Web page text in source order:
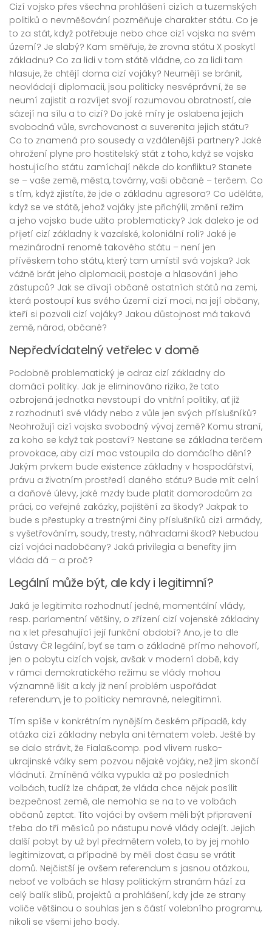
Cizí vojsko přes všechna prohlášení cizích a tuzemských
politiků o nevměšování pozměňuje charakter státu. Co je
to za stát, když potřebuje nebo chce cizí vojska na svém
území? Je slabý? Kam směřuje, že zrovna státu X poskytl
základnu? Co za lidi v tom státě vládne, co za lidi tam
hlasuje, že chtějí doma cizí vojáky? Neumějí se bránit,
neovládají diplomacii, jsou politicky nesvéprávní, že se
neumí zajistit a rozvíjet svojí rozumovou obratností, ale
sázejí na sílu a to cizí? Do jaké míry je oslabena jejich
svobodná vůle, svrchovanost a suverenita jejich státu?
Co to znamená pro sousedy a vzdálenější partnery? Jaké
ohrožení plyne pro hostitelský stát z toho, když se vojska
hostujícího státu zamíchají někde do konfliktu? Stanete
se – vaše země, města, továrny, vaši občané – terčem. Co
s tím, když zjistíte, že jde o základnu agresora? Co uděláte,
když se ve státě, jehož vojáky jste přichýlil, změní režim
a jeho vojsko bude užito problematicky? Jak daleko je od
přijetí cizí základny k vazalské, koloniální roli? Jaké je
mezinárodní renomé takového státu – není jen
přívěskem toho státu, který tam umístil svá vojska? Jak
vážně brát jeho diplomacii, postoje a hlasování jeho
zástupců? Jak se dívají občané ostatních států na zemi,
která postoupí kus svého území cizí moci, na její občany,
kteří si pozvali cizí vojáky? Jakou důstojnost má taková
země, národ, občané?
Nepředvídatelný vetřelec v domě
Podobně problematický je odraz cizí základny do
domácí politiky. Jak je eliminováno riziko, že tato
ozbrojená jednotka nevstoupí do vnitřní politiky, ať již
z rozhodnutí své vlády nebo z vůle jen svých příslušníků?
Neohrožují cizí vojska svobodný vývoj země? Komu straní,
za koho se když tak postaví? Nestane se základna terčem
provokace, aby cizí moc vstoupila do domácího dění?
Jakým prvkem bude existence základny v hospodářství,
právu a životním prostředí daného státu? Bude mít celní
a daňové úlevy, jaké mzdy bude platit domorodcům za
práci, co veřejné zakázky, pojištění za škody? Jakpak to
bude s přestupky a trestnými činy příslušníků cizí armády,
s vyšetřováním, soudy, tresty, náhradami škod? Nebudou
cizí vojáci nadobčany? Jaká privilegia a benefity jim
vláda dá – a proč?
Legální může být, ale kdy i legitimní?
Jaká je legitimita rozhodnutí jedné, momentální vlády,
resp. parlamentní většiny, o zřízení cizí vojenské základny
na x let přesahující její funkční období? Ano, je to dle
Ústavy ČR legální, byť se tam o základně přímo nehovoří,
jen o pobytu cizích vojsk, avšak v moderní době, kdy
v rámci demokratického režimu se vlády mohou
významně lišit a kdy již není problém uspořádat
referendum, je to politicky nemravné, nelegitimní.
Tím spíše v konkrétním nynějším českém případě, kdy
otázka cizí základny nebyla ani tématem voleb. Ještě by
se dalo strávit, že Fiala&comp. pod vlivem rusko-
ukrajinské války sem pozvou nějaké vojáky, než jim skončí
vládnutí. Zmíněná válka vypukla až po posledních
volbách, tudíž lze chápat, že vláda chce nějak posílit
bezpečnost země, ale nemohla se na to ve volbách
občanů zeptat. Tito vojáci by ovšem měli být připravení
třeba do tří měsíců po nástupu nové vlády odejít. Jejich
další pobyt by už byl předmětem voleb, to by jej mohlo
legitimizovat, a případně by měli dost času se vrátit
domů. Nejčistší je ovšem referendum s jasnou otázkou,
neboť ve volbách se hlasy politickým stranám hází za
celý balík slibů, projektů a prohlášení, kdy jde ze strany
voliče většinou o souhlas jen s částí volebního programu,
nikoli se všemi jeho body.